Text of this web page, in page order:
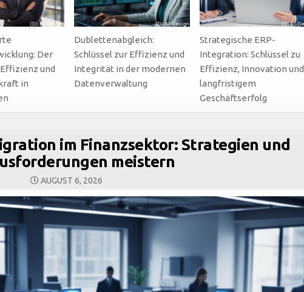
Der
und
in
Dublettenabgleich:
Schlüssel zur Effizienz und
Integrität in der modernen
Datenverwaltung
Strategische ERP-
Integration: Schlüssel zu
Effizienz, Innovation und
langfristigem
Geschäftserfolg
im Finanzsektor: Strategien und
meistern
AUGUST 6, 2026